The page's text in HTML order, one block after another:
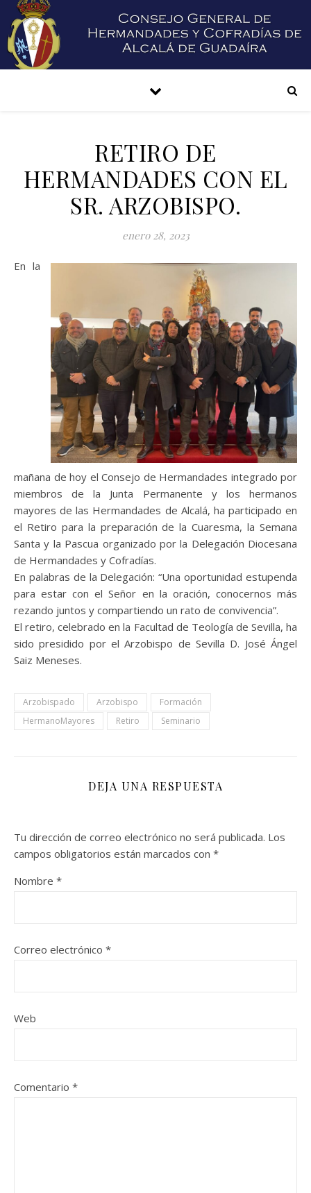
RETIRO DE
HERMANDADES CON EL
SR. ARZOBISPO.
enero 28, 2023
En la
mañana de hoy el Consejo de Hermandades integrado por
miembros de la Junta Permanente y los hermanos
mayores de las Hermandades de Alcalá, ha participado en
el Retiro para la preparación de la Cuaresma, la Semana
Santa y la Pascua organizado por la Delegación Diocesana
de Hermandades y Cofradías.
En palabras de la Delegación: “Una oportunidad estupenda
para estar con el Señor en la oración, conocernos más
rezando juntos y compartiendo un rato de convivencia”.
El retiro, celebrado en la Facultad de Teología de Sevilla, ha
sido presidido por el Arzobispo de Sevilla D. José Ángel
Saiz Meneses.
Arzobispado Arzobispo
Formación
HermanoMayores
Retiro Seminario
DEJA UNA RESPUESTA
Tu dirección de correo electrónico no será publicada. Los
campos obligatorios están marcados con *
Nombre *
Correo electrónico *
Web
Comentario *